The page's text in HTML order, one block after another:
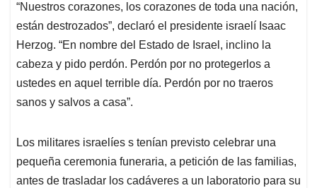
“Nuestros corazones, los corazones de toda una nación,
están destrozados”, declaró el presidente israelí Isaac
Herzog. “En nombre del Estado de Israel, inclino la
cabeza y pido perdón. Perdón por no protegerlos a
ustedes en aquel terrible día. Perdón por no traeros
sanos y salvos a casa”.
Los militares israelíes s tenían previsto celebrar una
pequeña ceremonia funeraria, a petición de las familias,
antes de trasladar los cadáveres a un laboratorio para su